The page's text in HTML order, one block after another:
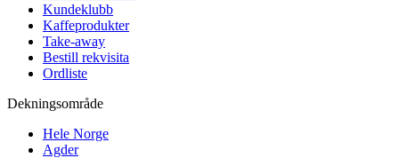
Kundeklubb
Kaffeprodukter
Take-away
Bestill rekvisita
Ordliste
Dekningsområde
Hele Norge
Agder